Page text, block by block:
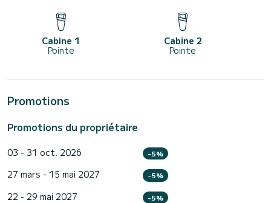
Cabine 1
Pointe
Cabine 2
Pointe
Promotions
Promotions du propriétaire
03 - 31 oct. 2026 -5%
27 mars - 15 mai 2027 -5%
22 - 29 mai 2027 -5%